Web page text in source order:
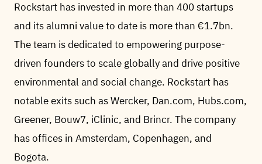
Rockstart has invested in more than 400 startups
and its alumni value to date is more than €1.7bn.
The team is dedicated to empowering purpose-
driven founders to scale globally and drive positive
environmental and social change. Rockstart has
notable exits such as Wercker, Dan.com, Hubs.com,
Greener, Bouw7, iClinic, and Brincr. The company
has offices in Amsterdam, Copenhagen, and
Bogota.